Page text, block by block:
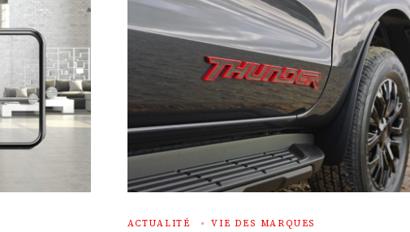
ACTUALITÉ VIE DES MARQUES